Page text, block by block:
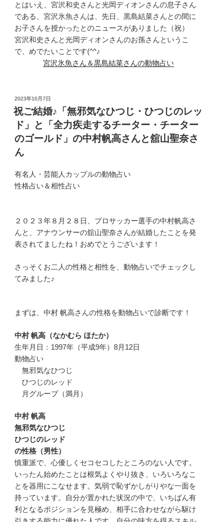
とはいえ、宮沢和史さんと光岡ディオンさんの息子さん
である、宮沢氷魚さんは、先日、黒島結菜さんとの間に
お子さんを授かったとのニュースがありました（祝）
宮沢和史さんと光岡ディオンさんのお孫さんというこ
で、めでたいことです(^^♪
宮沢氷魚さん＆黒島結菜さんの動物占い
投
稿
日:
2023年10月7日
祝ご結婚♪「無邪気なひつじ・ひつじのレッ
ド」と「全力疾走するチーター・チーター
のゴールド」の中村帆高さんと舘山聖奈さ
ん
有名人・芸能人カップルの動物占い
性格占い＆相性占い
２０２３年８月２８日、プロサッカー選手の中村帆高さ
んと、アナウンサーの舘山聖奈さんが結婚したことを発
表されてましたね！おめでとうございます！
さっそくお二人の性格と相性を、動物占いでチェックし
てみました♪
まずは、中村 帆高さんの性格を動物占いで診断です！
中村 帆高（なかむら ほたか）
生年月日：1997年（平成9年）8月12日
動物占い
無邪気なひつじ
ひつじのレッド
月グループ（満月）
中村 帆高
無邪気なひつじ
ひつじのレッド
の性格（男性）
慎重派で、心優しくセコセコしたところのない人です。
いったん始めたことは根気よくやり抜き、いろいろなこ
とを器用にこなせます。気弱で恥ずかしがりやな一面を
持っています。自分が置かれた状況の中で、いちばん有
利となるポジションを見極め、相手に合わせながら駆け